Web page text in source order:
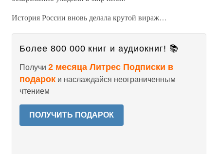
История России вновь делала крутой вираж…
Более 800 000 книг и аудиокниг! 📚
Получи 2 месяца Литрес Подписки в
подарок и наслаждайся неограниченным
чтением
ПОЛУЧИТЬ ПОДАРОК